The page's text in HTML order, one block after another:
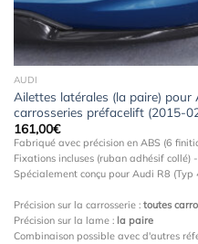
AUDI
Ailettes latérales (la paire) pour
carrosseries préfacelift (2015-
161,00€
Fabriqué avec précision en ABS (6
Fixations incluses (ruban adhésif collé)
Spécialement conçu pour Audi R8
Précision sur la carrosserie : toutes
Précision sur la lame : la paire
Combinaison possible avec d'autres